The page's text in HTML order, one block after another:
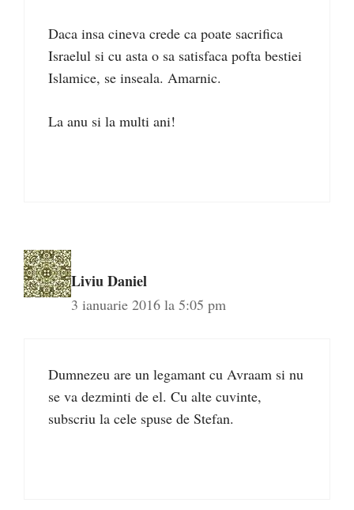
Daca insa cineva crede ca poate sacrifica
Israelul si cu asta o sa satisfaca pofta bestiei
Islamice, se inseala. Amarnic.
La anu si la multi ani!
Liviu Daniel
3 ianuarie 2016 la 5:05 pm
Dumnezeu are un legamant cu Avraam si nu
se va dezminti de el. Cu alte cuvinte,
subscriu la cele spuse de Stefan.